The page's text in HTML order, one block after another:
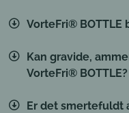
VorteFri® BOTTLE
Kan gravide,
VorteFri® BOTTLE?
Er det smertefuldt